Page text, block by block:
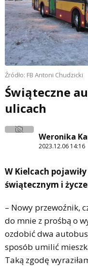
Źródło: FB Antoni Chudzicki
Świąteczne
ulicach
Weronika
2023.12.06 14:16
W Kielcach
świątecznym i
– Nowy przewoźnik,
do mnie z prośbą o
ozdobić dwa
sposób umilić
Taką zgodę